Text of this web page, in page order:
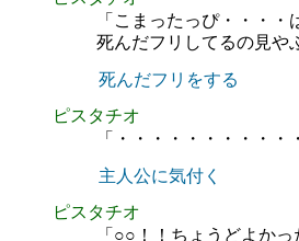
「こまったっぴ・・・・
死んだフリしてるの見や
死んだフリをする
ピスタチオ
「・・・・・・・・・・
主人公に気付く
ピスタチオ
「○○！！ちょうどよかっ